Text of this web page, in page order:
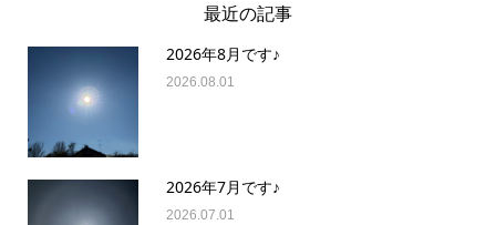
最近の記事
2026年8月です♪
2026.08.01
2026年7月です♪
2026.07.01